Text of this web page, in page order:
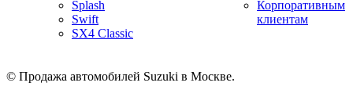
Splash
Swift
SX4 Classic
Корпоративным
клиентам
© Продажа автомобилей Suzuki в Москве.